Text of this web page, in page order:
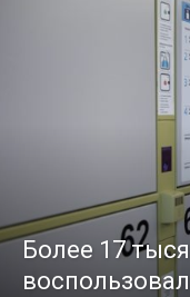
Более 17